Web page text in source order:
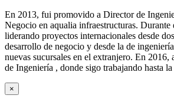
En 2013, fui promovido a Director de
Negocio en aqualia infraestructuras. Durante
liderando proyectos internacionales desde
desarrollo de negocio y desde la de
nuevas sucursales en el extranjero. En
de Ingeniería , donde sigo trabajando hasta
×